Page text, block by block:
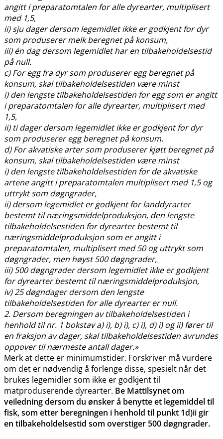
angitt i preparatomtalen for alle dyrearter, multiplisert
med 1,5,
ii) sju dager dersom legemidlet ikke er godkjent for dyr
som produserer melk beregnet på konsum,
iii) én dag dersom legemidlet har en tilbakeholdelsestid
på null.
c) For egg fra dyr som produserer egg beregnet på
konsum, skal tilbakeholdelsestiden være minst
i) den lengste tilbakeholdelsestiden for egg som er angitt
i preparatomtalen for alle dyrearter, multiplisert med
1,5,
ii) ti dager dersom legemidlet ikke er godkjent for dyr
som produserer egg beregnet på konsum.
d) For akvatiske arter som produserer kjøtt beregnet på
konsum, skal tilbakeholdelsestiden være minst
i) den lengste tilbakeholdelsestiden for de akvatiske
artene angitt i preparatomtalen multiplisert med 1,5 og
uttrykt som døgngrader,
ii) dersom legemidlet er godkjent for landdyrarter
bestemt til næringsmiddelproduksjon, den lengste
tilbakeholdelsestiden for dyrearter bestemt til
næringsmiddelproduksjon som er angitt i
preparatomtalen, multiplisert med 50 og uttrykt som
døgngrader, men høyst 500 døgngrader,
iii) 500 døgngrader dersom legemidlet ikke er godkjent
for dyrearter bestemt til næringsmiddelproduksjon,
iv) 25 døgndager dersom den lengste
tilbakeholdelsestiden for alle dyrearter er null.
2. Dersom beregningen av tilbakeholdelsestiden i
henhold til nr. 1 bokstav a) i), b) i), c) i), d) i) og ii) fører til
en fraksjon av dager, skal tilbakeholdelsestiden avrundes
oppover til nærmeste antall dager.»
Merk at dette er minimumstider. Forskriver må vurdere
om det er nødvendig å forlenge disse, spesielt når det
brukes legemidler som ikke er godkjent til
matproduserende dyrearter. Be Mattilsynet om
veiledning dersom du ønsker å benytte et legemiddel til
fisk, som etter beregningen i henhold til punkt 1d)ii gir
en tilbakeholdelsestid som overstiger 500 døgngrader.